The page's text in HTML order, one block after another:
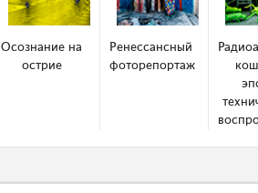
Осознание на
острие
Ренессансный
фоторепортаж